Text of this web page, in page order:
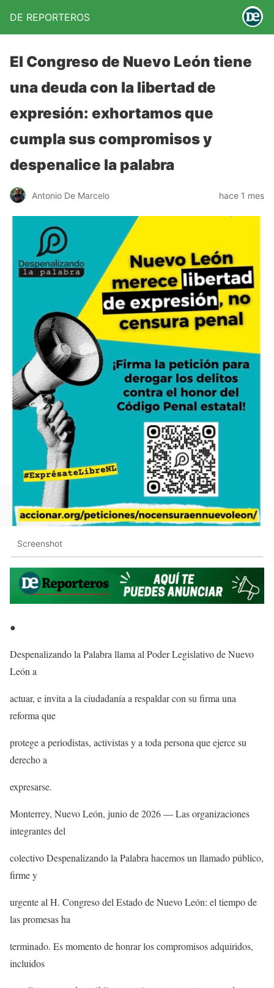
DE REPORTEROS
El Congreso de Nuevo León tiene
una deuda con la libertad de
expresión: exhortamos que
cumpla sus compromisos y
despenalice la palabra
Antonio De Marcelo hace 1 mes
Screenshot
●
Despenalizando la Palabra llama al Poder Legislativo de Nuevo
León a
actuar, e invita a la ciudadanía a respaldar con su firma una
reforma que
protege a periodistas, activistas y a toda persona que ejerce su
derecho a
expresarse.
Monterrey, Nuevo León, junio de 2026 — Las organizaciones
integrantes del
colectivo Despenalizando la Palabra hacemos un llamado público,
firme y
urgente al H. Congreso del Estado de Nuevo León: el tiempo de
las promesas ha
terminado. Es momento de honrar los compromisos adquiridos,
incluidos